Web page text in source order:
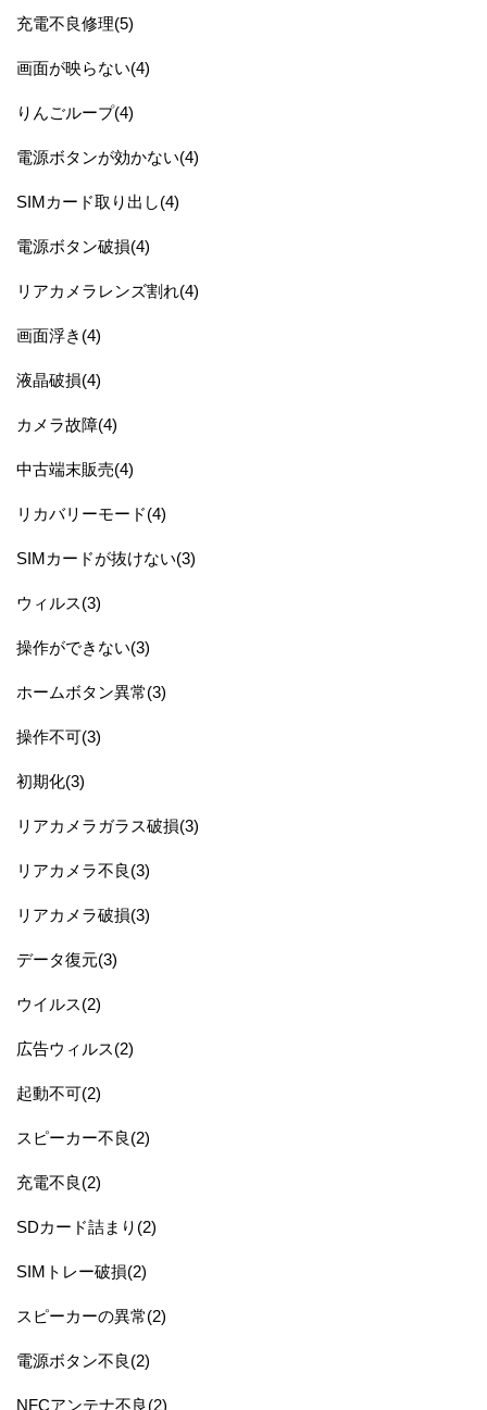
充電不良修理(5)
画面が映らない(4)
りんごループ(4)
電源ボタンが効かない(4)
SIMカード取り出し(4)
電源ボタン破損(4)
リアカメラレンズ割れ(4)
画面浮き(4)
液晶破損(4)
カメラ故障(4)
中古端末販売(4)
リカバリーモード(4)
SIMカードが抜けない(3)
ウィルス(3)
操作ができない(3)
ホームボタン異常(3)
操作不可(3)
初期化(3)
リアカメラガラス破損(3)
リアカメラ不良(3)
リアカメラ破損(3)
データ復元(3)
ウイルス(2)
広告ウィルス(2)
起動不可(2)
スピーカー不良(2)
充電不良(2)
SDカード詰まり(2)
SIMトレー破損(2)
スピーカーの異常(2)
電源ボタン不良(2)
NFCアンテナ不良(2)